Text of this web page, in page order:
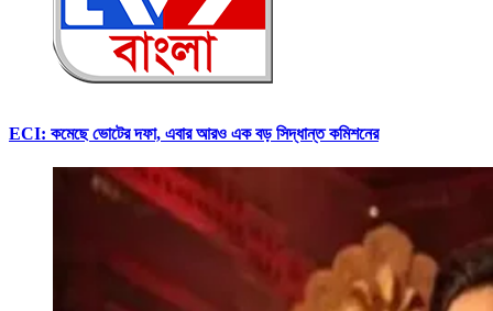
ECI: কমেছে ভোটের দফা, এবার আরও এক বড় সিদ্ধান্ত কমিশনের